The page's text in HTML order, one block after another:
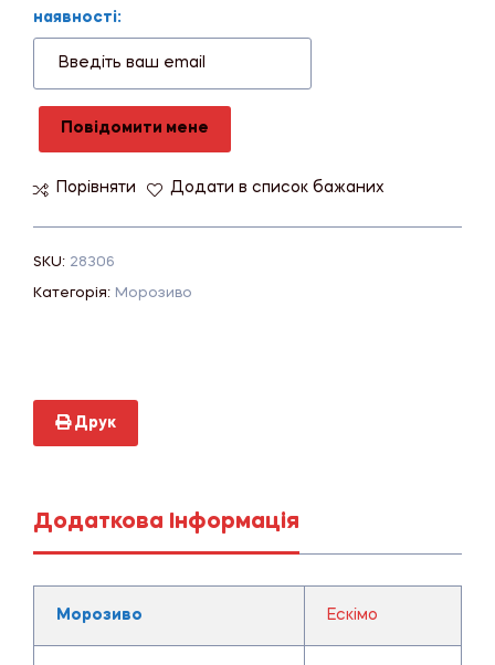
наявності:
Повідомити мене
Порівняти Додати в список бажаних
SKU: 28306
Категорія: Морозиво
Друк
Додаткова Інформація
Морозиво Ескімо